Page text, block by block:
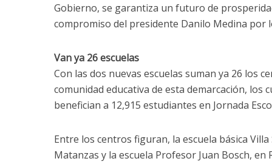
Gobierno, se garantiza un futuro de
compromiso del presidente Danilo Medina por
Van ya 26 escuelas
Con las dos nuevas escuelas suman ya 26 los
comunidad educativa de esta demarcación, los
benefician a 12,915 estudiantes en Jornada
Entre los centros figuran, la escuela básica
Matanzas y la escuela Profesor Juan Bosch, en